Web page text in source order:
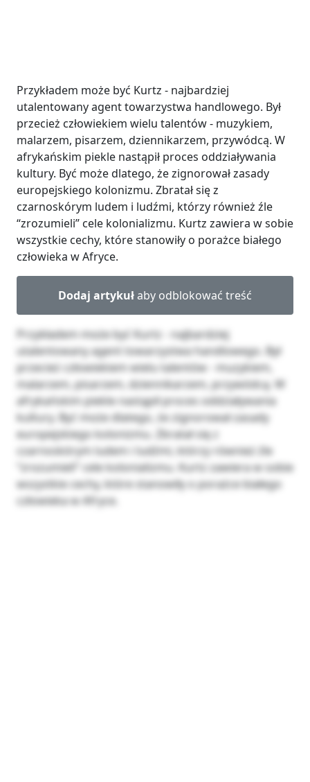
Przykładem może być Kurtz - najbardziej
utalentowany agent towarzystwa handlowego. Był
przecież człowiekiem wielu talentów - muzykiem,
malarzem, pisarzem, dziennikarzem, przywódcą. W
afrykańskim piekle nastąpił proces oddziaływania
kultury. Być może dlatego, że zignorował zasady
europejskiego kolonizmu. Zbratał się z
czarnoskórym ludem i ludźmi, którzy również źle
“zrozumieli” cele kolonializmu. Kurtz zawiera w sobie
wszystkie cechy, które stanowiły o porażce białego
człowieka w Afryce.
Dodaj artykułaby odblokować treść
Przykładem może być Kurtz - najbardziej
utalentowany agent towarzystwa handlowego. Był
przecież człowiekiem wielu talentów - muzykiem,
malarzem, pisarzem, dziennikarzem, przywódcą. W
afrykańskim piekle nastąpił proces oddziaływania
kultury. Być może dlatego, że zignorował zasady
europejskiego kolonizmu. Zbratał się z
czarnoskórym ludem i ludźmi, którzy również źle
“zrozumieli” cele kolonializmu. Kurtz zawiera w sobie
wszystkie cechy, które stanowiły o porażce białego
człowieka w Afryce.